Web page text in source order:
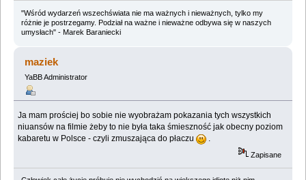
"Wśród wydarzeń wszechświata nie ma ważnych i nieważnych, tylko my
różnie je postrzegamy. Podział na ważne i nieważne odbywa się w naszych
umysłach" - Marek Baraniecki
maziek
YaBB Administrator
Ja mam prościej bo sobie nie wyobrażam pokazania tych wszystkich
niuansów na filmie żeby to nie była taka śmieszność jak obecny poziom
kabaretu w Polsce - czyli zmuszająca do płaczu
.
Zapisane